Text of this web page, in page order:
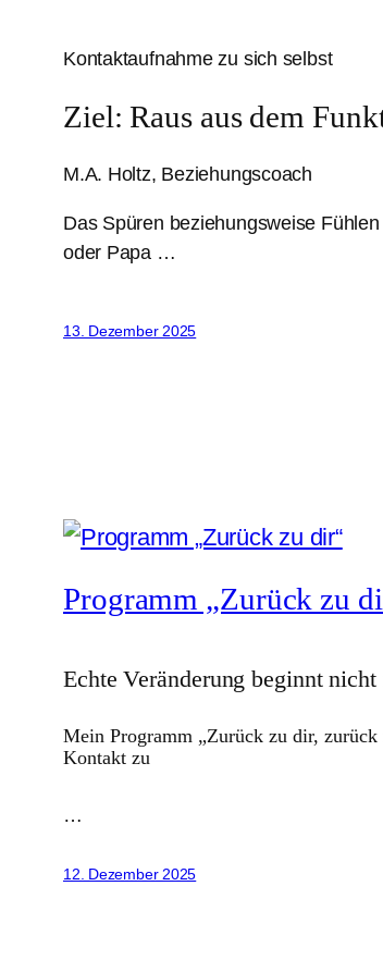
Kontaktaufnahme zu sich selbst
Ziel: Raus aus dem
M.A. Holtz, Beziehungscoach
Das Spüren beziehungsweise
oder Papa …
13. Dezember 2025
Programm „Zurück zu
Echte Veränderung beginnt
Mein Programm „Zurück zu dir,
Kontakt zu
…
12. Dezember 2025